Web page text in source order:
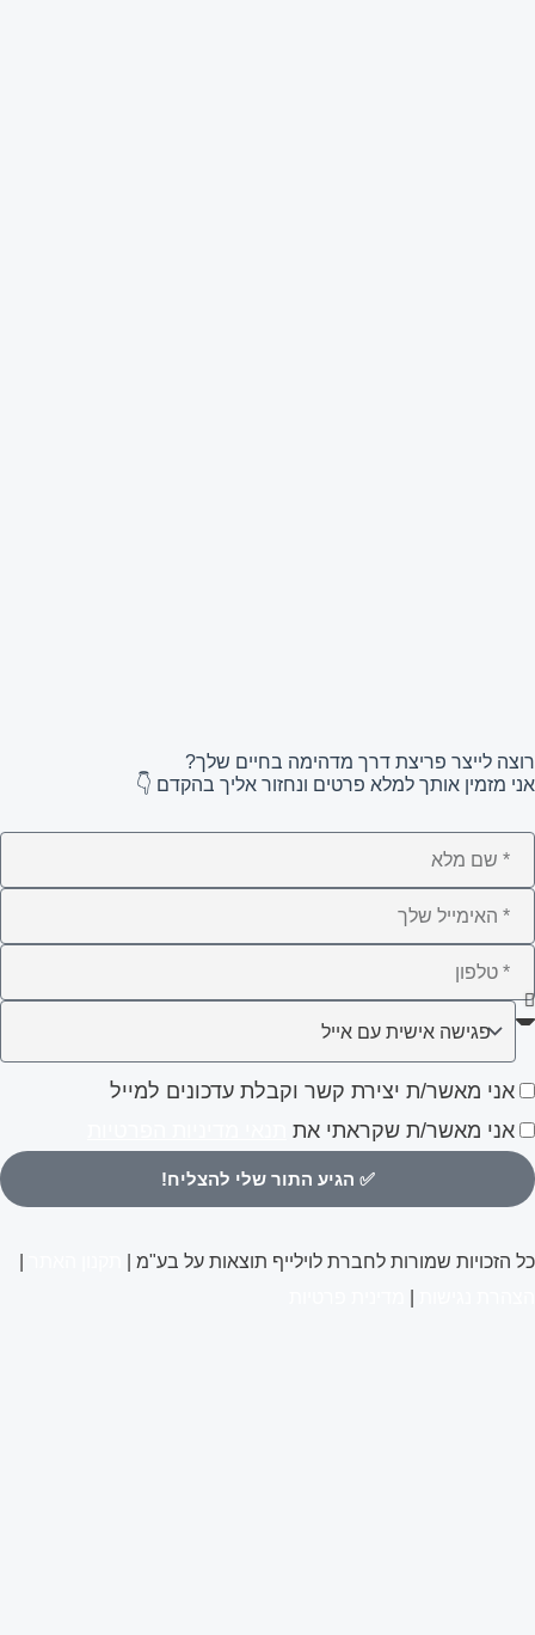
רוצה לייצר פריצת דרך מדהימה בחיים שלך?
אני מזמין אותך למלא פרטים ונחזור אליך בהקדם 👇
שם
מלא
אימייל
טלפון
מה
מעניין
אותך?
אני
מאשר/ת
יצירת
קשר
וקבלת
אני מאשר/ת יצירת קשר וקבלת עדכונים למייל
אני מאשר/ת שקראתי את
✅ הגיע התור שלי להצליח!
כל הזכויות שמורות לחברת לוילייף תוצאות על בע"מ |
|
|